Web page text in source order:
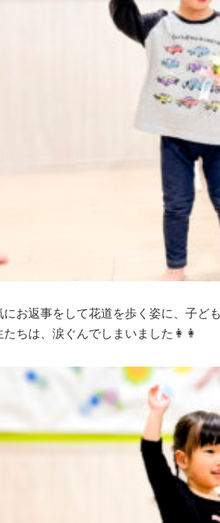
にお返事をして花道を歩く姿に、子ど
たちは、涙ぐんでしまいました👩👩